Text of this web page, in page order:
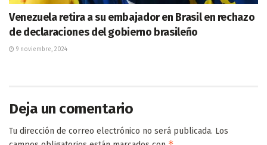
Venezuela retira a su embajador en Brasil en rechazo
de declaraciones del gobierno brasileño
9 noviembre, 2024
Deja un comentario
Tu dirección de correo electrónico no será publicada. Los